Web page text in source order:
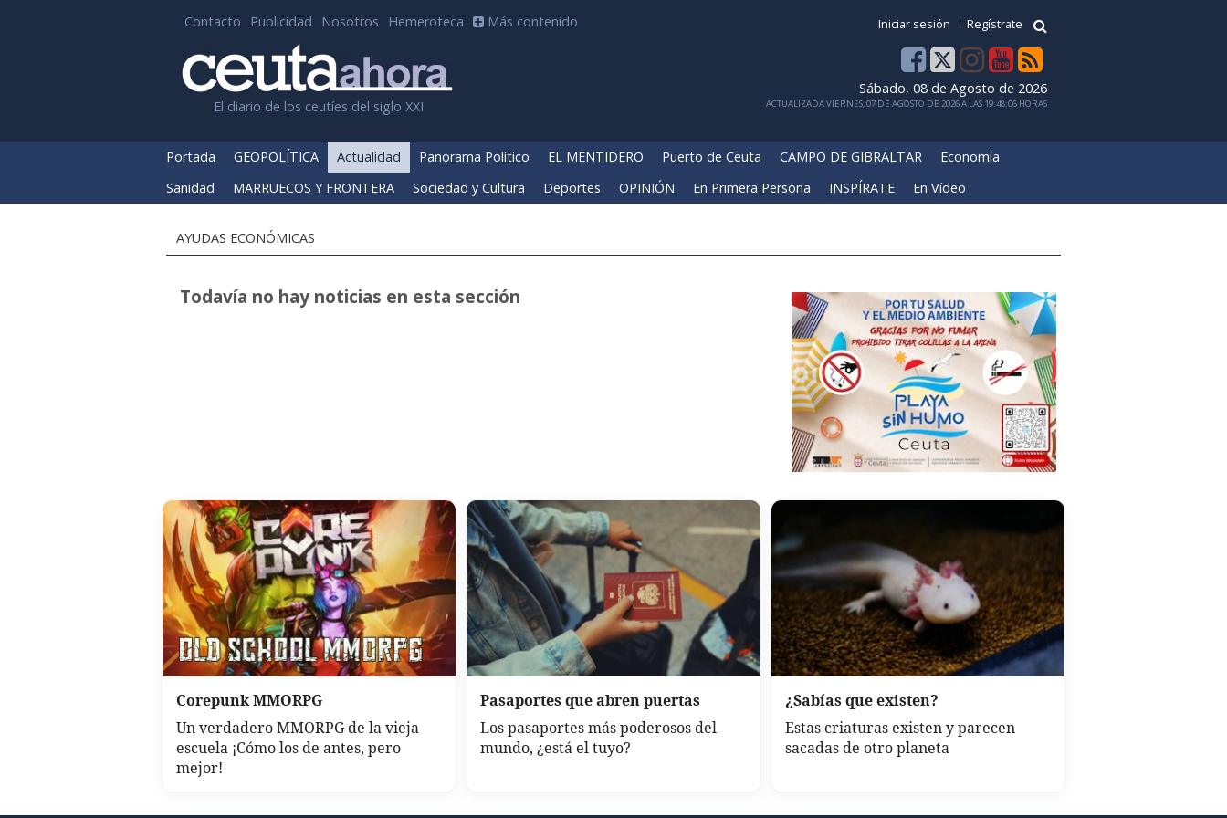
Contacto Publicidad Nosotros Hemeroteca Más contenido Iniciar sesión Regístrate
El diario de los ceutíes del siglo XXI
Sábado, 08 de Agosto de 2026
ACTUALIZADA VIERNES, 07 DE AGOSTO DE 2026 A LAS 19:48:06 HORAS
Portada GEOPOLÍTICA Actualidad Panorama Político EL MENTIDERO Puerto de Ceuta CAMPO DE GIBRALTAR
Economía
Sanidad
MARRUECOS Y FRONTERA Sociedad y Cultura Deportes OPINIÓN En Primera Persona INSPÍRATE En Vídeo
AYUDAS ECONÓMICAS
Todavía no hay noticias en esta sección
Corepunk MMORPG
Un verdadero MMORPG de la vieja
escuela ¡Cómo los de antes, pero
mejor!
Pasaportes que abren puertas
Los pasaportes más poderosos del
mundo, ¿está el tuyo?
¿Sabías que existen?
Estas criaturas existen y parecen
sacadas de otro planeta